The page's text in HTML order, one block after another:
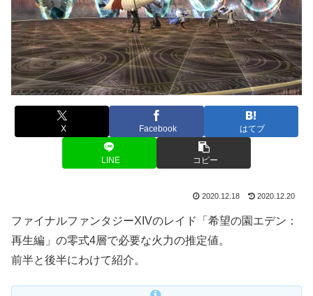
X Facebook はてブ
LINE コピー
2020.12.18 2020.12.20
ファイナルファンタジーXIVのレイド「希望の園エデン：
再生編」の零式4層で必要な火力の推定値。
前半と後半にわけて紹介。